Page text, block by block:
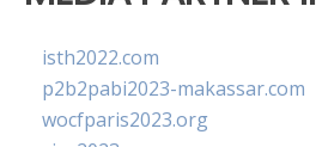
isth2022.com
p2b2pabi2023-makassar.com
wocfparis2023.org